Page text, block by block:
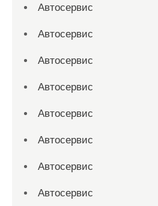
Автосервис
Автосервис
Автосервис
Автосервис
Автосервис
Автосервис
Автосервис
Автосервис